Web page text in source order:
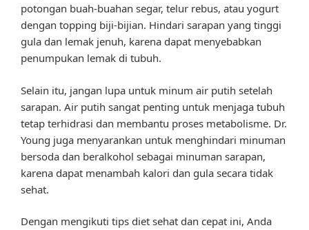
potongan buah-buahan segar, telur rebus, atau yogurt
dengan topping biji-bijian. Hindari sarapan yang tinggi
gula dan lemak jenuh, karena dapat menyebabkan
penumpukan lemak di tubuh.
Selain itu, jangan lupa untuk minum air putih setelah
sarapan. Air putih sangat penting untuk menjaga tubuh
tetap terhidrasi dan membantu proses metabolisme. Dr.
Young juga menyarankan untuk menghindari minuman
bersoda dan beralkohol sebagai minuman sarapan,
karena dapat menambah kalori dan gula secara tidak
sehat.
Dengan mengikuti tips diet sehat dan cepat ini, Anda